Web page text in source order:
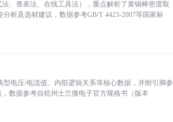
、查表法、在线工具法），重点解析了黄铜棒密度取
析及选材建议，数据参考GB/T 4423-2007等国家标
电压/电流值、内部逻辑关系等核心数据，并附引脚参
数据参考自杭州士兰微电子官方规格书（版本